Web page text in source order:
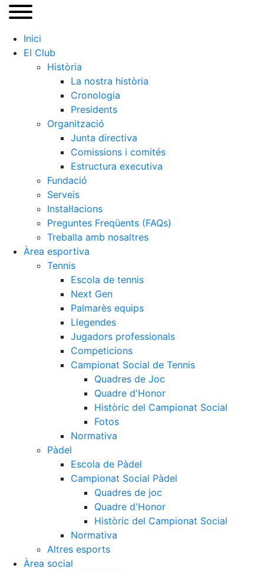
Inici
El Club
Història
La nostra història
Cronologia
Presidents
Organització
Junta directiva
Comissions i comités
Estructura executiva
Fundació
Serveis
Instal·lacions
Preguntes Freqüents (FAQs)
Treballa amb nosaltres
Àrea esportiva
Tennis
Escola de tennis
Next Gen
Palmarès equips
Llegendes
Jugadors professionals
Competicions
Campionat Social de Tennis
Quadres de Joc
Quadre d'Honor
Històric del Campionat Social
Fotos
Normativa
Pàdel
Escola de Pàdel
Campionat Social Pàdel
Quadres de joc
Quadre d'Honor
Històric del Campionat Social
Normativa
Altres esports
Àrea social